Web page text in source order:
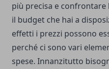
più precisa e confrontare
il budget che hai a
effetti i prezzi possono
perché ci sono vari
spese. Innanzitutto